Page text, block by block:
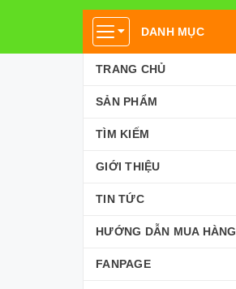
DANH MỤC
TRANG CHỦ
SẢN PHẨM
TÌM KIẾM
GIỚI THIỆU
TIN TỨC
HƯỚNG DẪN MUA HÀNG
FANPAGE